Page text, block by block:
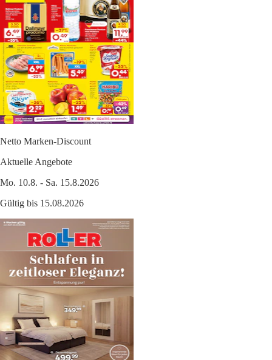
Netto Marken-Discount
Aktuelle Angebote
Mo. 10.8. - Sa. 15.8.2026
Gültig bis 15.08.2026